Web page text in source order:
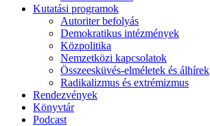
Kutatási programok
Autoriter befolyás
Demokratikus intézmények
Közpolitika
Nemzetközi kapcsolatok
Összeesküvés-elméletek és álhírek
Radikalizmus és extrémizmus
Rendezvények
Könyvtár
Podcast